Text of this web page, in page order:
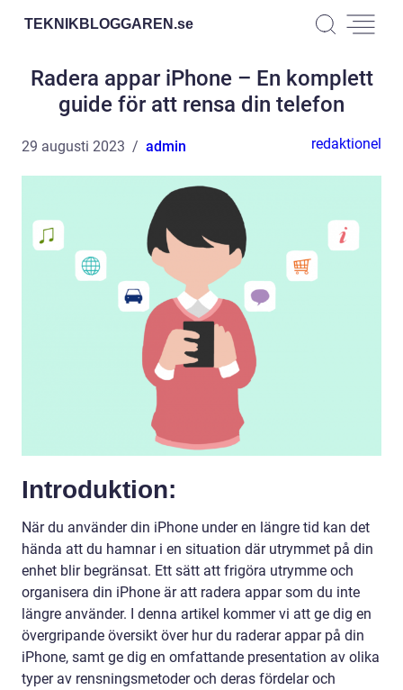
TEKNIKBLOGGAREN.se
Radera appar iPhone – En komplett
guide för att rensa din telefon
29 augusti 2023 admin redaktionel
Introduktion:
När du använder din iPhone under en längre tid kan det
hända att du hamnar i en situation där utrymmet på din
enhet blir begränsat. Ett sätt att frigöra utrymme och
organisera din iPhone är att radera appar som du inte
längre använder. I denna artikel kommer vi att ge dig en
övergripande översikt över hur du raderar appar på din
iPhone, samt ge dig en omfattande presentation av olika
typer av rensningsmetoder och deras fördelar och